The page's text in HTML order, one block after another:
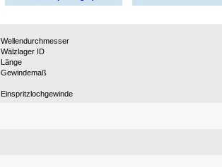
Wellendurchmesser
Wälzlager ID
Länge
Gewindemaß
Einspritzlochgewinde